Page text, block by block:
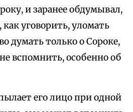
и заранее обдумывал,
уговорить, уломать
думать только о Сороке,
вспомнить, особенно об
его лицо при одной